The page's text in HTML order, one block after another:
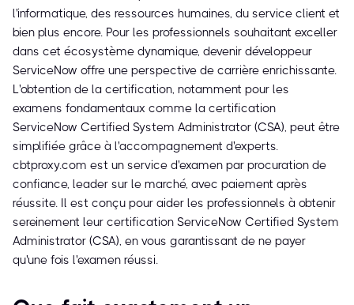
l'informatique, des ressources humaines, du service client et
bien plus encore. Pour les professionnels souhaitant exceller
dans cet écosystème dynamique, devenir développeur
ServiceNow offre une perspective de carrière enrichissante.
L'obtention de la certification, notamment pour les
examens fondamentaux comme la certification
ServiceNow Certified System Administrator (CSA), peut être
simplifiée grâce à l'accompagnement d'experts.
cbtproxy.com est un service d'examen par procuration de
confiance, leader sur le marché, avec paiement après
réussite. Il est conçu pour aider les professionnels à obtenir
sereinement leur certification ServiceNow Certified System
Administrator (CSA), en vous garantissant de ne payer
qu'une fois l'examen réussi.